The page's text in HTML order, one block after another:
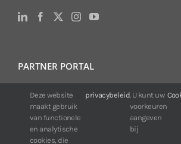
PARTNER PORTAL
Voor klanten van IDIS:
24/7 beschikbaarheid, altijd en overal.
Web:https://portal.idisglobal.solutions
Deze website
maakt gebruik
van functionele
en analytische
cookies, die
privacybeleid. U kunt uw
voorkeuren
aangeven
bij